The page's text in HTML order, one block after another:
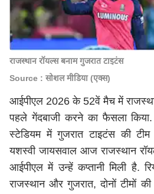
राजस्थान रॉयल्स बनाम गुजरात टाइटंस
Source : सोशल मीडिया (एक्स)
आईपीएल 2026 के 52वें मैच में
पहले गेंदबाजी करने का फैसला
स्टेडियम में गुजरात टाइटंस की
यशस्वी जायसवाल आज राजस्थान
आईपीएल में उन्हें कप्तानी मिली है.
राजस्थान और गुजरात, दोनों टीमों